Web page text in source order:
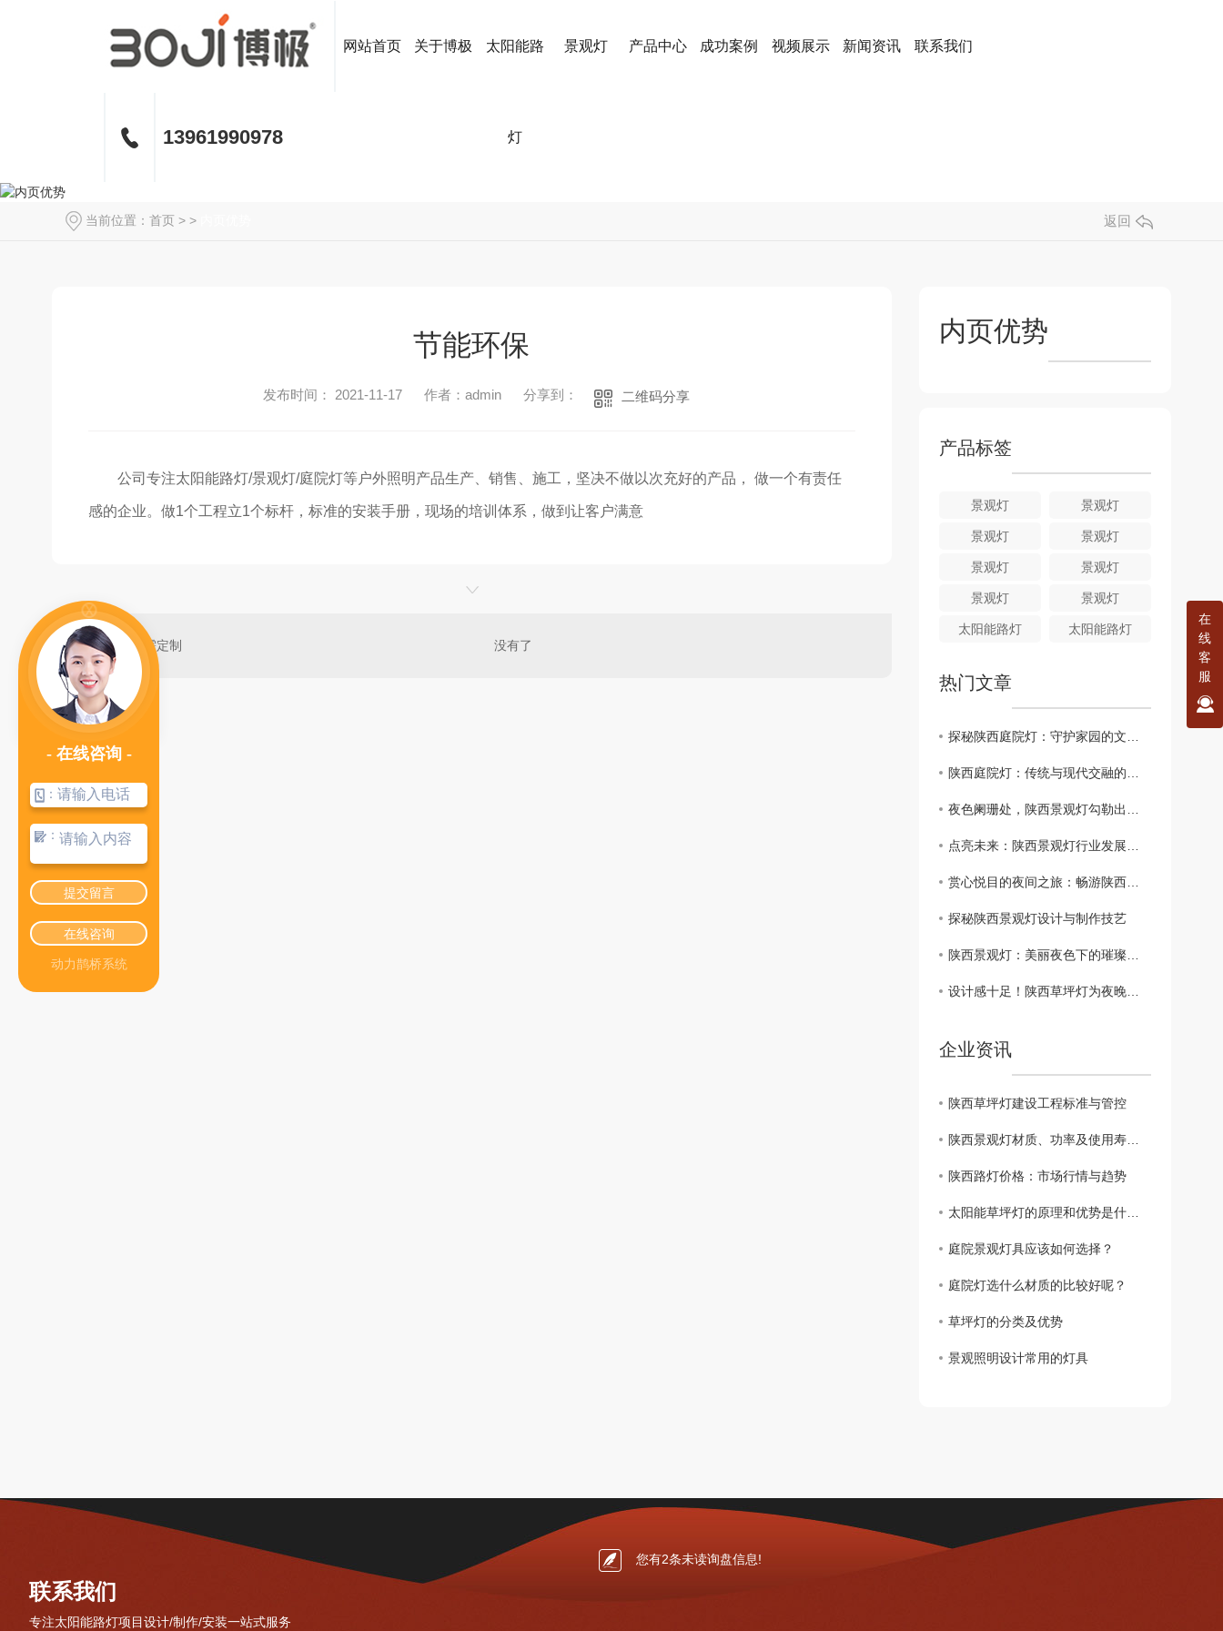
网站首页 关于博极 太阳能路
灯
景观灯 产品中心 成功案例 视频展示 新闻资讯 联系我们
13961990978
当前位置： 首页 > > 返回
节能环保
发布时间： 2021-11-17 作者：admin 分享到： 二维码分享
公司专注太阳能路灯/景观灯/庭院灯等户外照明产品生产、销售、施工，坚决不做以次充好的产品， 做一个有责任
感的企业。做1个工程立1个标杆，标准的安装手册，现场的培训体系，做到让客户满意
按需定制 没有了
内页优势
产品标签
景观灯 景观灯
景观灯 景观灯
景观灯 景观灯
景观灯 景观灯
太阳能路灯 太阳能路灯
热门文章
探秘陕西庭院灯：守护家园的文化明灯
陕西庭院灯：传统与现代交融的光影之美
夜色阑珊处，陕西景观灯勾勒出的浪漫画卷
点亮未来：陕西景观灯行业发展前景分析
赏心悦目的夜间之旅：畅游陕西景观灯街区
探秘陕西景观灯设计与制作技艺
陕西景观灯：美丽夜色下的璀璨之光
设计感十足！陕西草坪灯为夜晚增添别样风采
企业资讯
陕西草坪灯建设工程标准与管控
陕西景观灯材质、功率及使用寿命对比
陕西路灯价格：市场行情与趋势
太阳能草坪灯的原理和优势是什么？
庭院景观灯具应该如何选择？
庭院灯选什么材质的比较好呢？
草坪灯的分类及优势
景观照明设计常用的灯具
您有2条未读询盘信息!
联系我们
专注太阳能路灯项目设计/制作/安装一站式服务
在
线
客
服
- 在线咨询 -
：
：
提交留言
在线咨询
动力鹊桥系统